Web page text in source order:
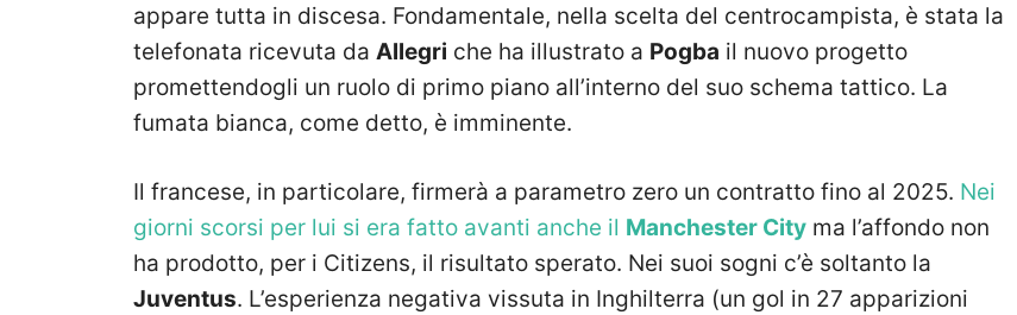
appare tutta in discesa. Fondamentale, nella scelta del centrocampista, è stata la
telefonata ricevuta da Allegri che ha illustrato a Pogba il nuovo progetto
promettendogli un ruolo di primo piano all’interno del suo schema tattico. La
fumata bianca, come detto, è imminente.
Il francese, in particolare, firmerà a parametro zero un contratto fino al 2025. Nei
giorni scorsi per lui si era fatto avanti anche il Manchester City ma l’affondo non
ha prodotto, per i Citizens, il risultato sperato. Nei suoi sogni c’è soltanto la
Juventus. L’esperienza negativa vissuta in Inghilterra (un gol in 27 apparizioni